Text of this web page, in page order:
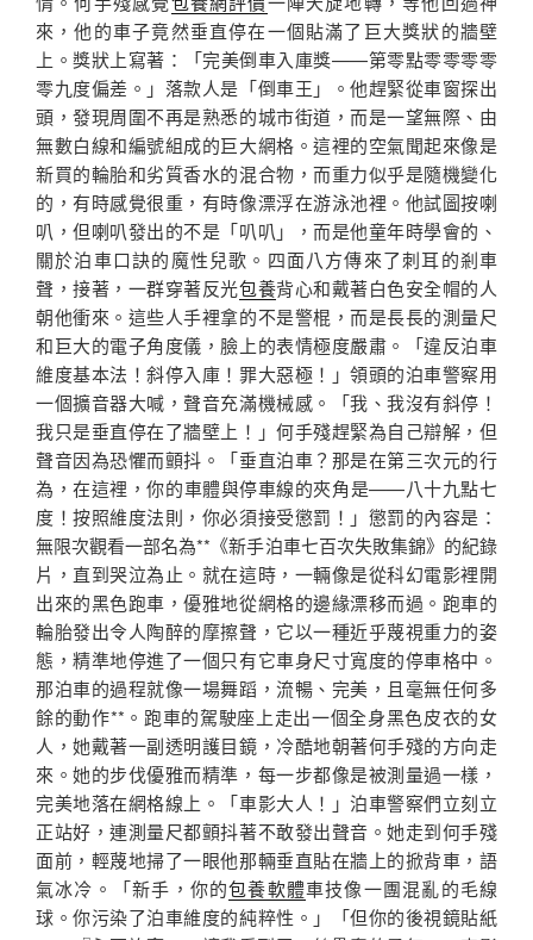
來，他的車子竟然垂直停在一個貼滿了巨大獎狀的牆壁
上。獎狀上寫著：「完美倒車入庫獎——第零點零零零零
零九度偏差。」落款人是「倒車王」。他趕緊從車窗探出
頭，發現周圍不再是熟悉的城市街道，而是一望無際、由
無數白線和編號組成的巨大網格。這裡的空氣聞起來像是
新買的輪胎和劣質香水的混合物，而重力似乎是隨機變化
的，有時感覺很重，有時像漂浮在游泳池裡。他試圖按喇
叭，但喇叭發出的不是「叭叭」，而是他童年時學會的、
關於泊車口訣的魔性兒歌。四面八方傳來了刺耳的剎車
聲，接著，一群穿著反光包養背心和戴著白色安全帽的人
朝他衝來。這些人手裡拿的不是警棍，而是長長的測量尺
和巨大的電子角度儀，臉上的表情極度嚴肅。「違反泊車
維度基本法！斜停入庫！罪大惡極！」領頭的泊車警察用
一個擴音器大喊，聲音充滿機械感。「我、我沒有斜停！
我只是垂直停在了牆壁上！」何手殘趕緊為自己辯解，但
聲音因為恐懼而顫抖。「垂直泊車？那是在第三次元的行
為，在這裡，你的車體與停車線的夾角是——八十九點七
度！按照維度法則，你必須接受懲罰！」懲罰的內容是：
無限次觀看一部名為**《新手泊車七百次失敗集錦》的紀錄
片，直到哭泣為止。就在這時，一輛像是從科幻電影裡開
出來的黑色跑車，優雅地從網格的邊緣漂移而過。跑車的
輪胎發出令人陶醉的摩擦聲，它以一種近乎蔑視重力的姿
態，精準地停進了一個只有它車身尺寸寬度的停車格中。
那泊車的過程就像一場舞蹈，流暢、完美，且毫無任何多
餘的動作**。跑車的駕駛座上走出一個全身黑色皮衣的女
人，她戴著一副透明護目鏡，冷酷地朝著何手殘的方向走
來。她的步伐優雅而精準，每一步都像是被測量過一樣，
完美地落在網格線上。「車影大人！」泊車警察們立刻立
正站好，連測量尺都顫抖著不敢發出聲音。她走到何手殘
面前，輕蔑地掃了一眼他那輛垂直貼在牆上的掀背車，語
氣冰冷。「新手，你的包養軟體車技像一團混亂的毛線
球。你污染了泊車維度的純粹性。」「但你的後視鏡貼紙